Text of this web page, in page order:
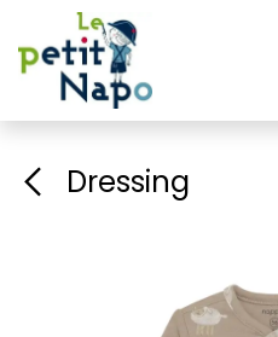
Se rendre au contenu
Dressing